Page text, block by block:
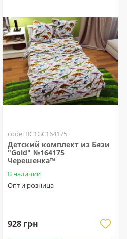
code: BC1GC164175
Детский комплект из Бязи
"Gold" №164175
Черешенка™
В наличии
Опт и розница
928 грн